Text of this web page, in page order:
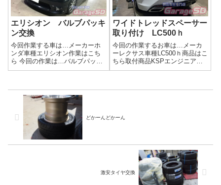
エリシオン バルブパッキ
ン交換
今回作業する車は…メーカーホ
ンダ車種エリシオン作業はこち
ら 今回の作業は…バルブパッキ
ン交換鉄バルブのパッキンが劣
アー漏れしないように('ω')ノ新品
パッキンは各種サイズ在庫して
ワイドトレッドスペーサー
取り付け LC500ｈ
今回の作業するお車は…メーカ
ーレクサス車種LC500ｈ商品はこ
ちら取付商品KSPエンジニアリ
ング ワイドトレッドスペーサ
固定する重要な部品ですので
どかーんどかーん
激安タイヤ交換